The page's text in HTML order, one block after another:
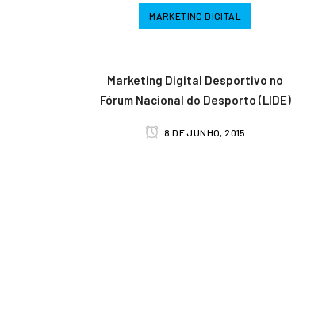
MARKETING DIGITAL
Marketing Digital Desportivo no
Fórum Nacional do Desporto (LIDE)
8 DE JUNHO, 2015